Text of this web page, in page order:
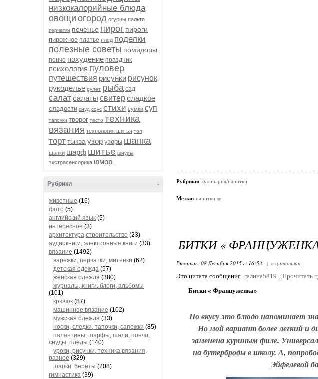
низкокалорийные блюда
овощи огород огурцы пальто
перчатки печенье пирог пироги
пирожное платье плед поделки
полезные советы помидоры
пончо похудение праздник
психология пуловер
путешествия рисунки рисунок
рукоделье рулет рыба сад
салатсалаты свитерсладкое
сладости снуд соус стихи сумки суп
тапочки творог тесто техника
вязания технология шитья топ
торттыква узор узоры шапка
шапки шарф шитье шнуры
экстрасенсорика юмор
-
Рубрики
животные (16)
фото (5)
английский язык (5)
интересное (3)
архитектура,строительство (23)
аудиокниги, электронные книги (33)
вязание (1492)
варежки, перчатки, митенки (62)
детская одежда (57)
женская одежда (380)
журналы, книги, блоги, альбомы
(101)
крючок (87)
машинное вязание (102)
мужская одежда (33)
носки, следки, тапочки, сапожки (85)
палантины, шарфы, шали, пончо,
снуды, пледы (140)
уроки, рисунки, техника вязания,
разное (329)
шапки, береты (208)
гимнастика (39)
Рубрики: кулинария/напитки
Метки: напитки
БИТКИ «
Вторник, 08 Декабря 2015 г. 16:53 + в цитатник
Это цитата сообщения галина5819 [Прочитать
Битки « Француженка»
По вкусу это блюдо напоминает
Но мой вариант более легкий и
заменена куриным филе.
на бутерброды в школу. А,
Эйфелевой